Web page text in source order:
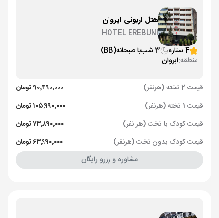
هتل اربونی ایروان
HOTEL EREBUNI
4 ستاره
3 شب با صبحانه(BB)
منطقه:ایروان
قیمت 2 تخته (هرنفر)
۹۰٬۴۹۰٬۰۰۰ تومان
قیمت 1 تخته (هرنفر)
۱۰۵٬۹۹۰٬۰۰۰ تومان
قیمت کودک با تخت (هر نفر)
۷۳٬۸۹۰٬۰۰۰ تومان
قیمت کودک بدون تخت (هرنفر)
۶۳٬۹۹۰٬۰۰۰ تومان
مشاوره و رزرو رایگان